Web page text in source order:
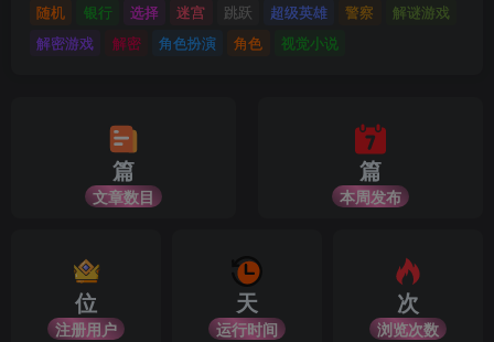
随机
银行 选择 迷宫 跳跃 超级英雄 警察
解谜游戏
解密游戏
解密 角色扮演 角色 视觉小说
篇
文章数目
篇
本周发布
位
注册用户
天
运行时间
次
浏览次数